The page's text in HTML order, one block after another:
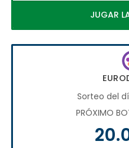
JUGAR
Sorteo del
PRÓXIMO